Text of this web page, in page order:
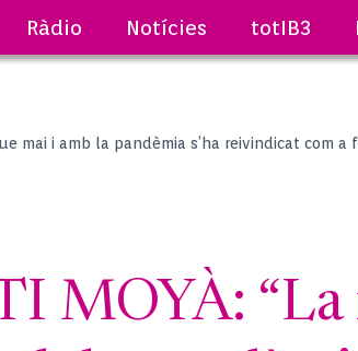
Ràdio Notícies totIB3
mai i amb la pandèmia s’ha reivindicat com
MOYÀ: “La